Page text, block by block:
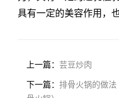
具有一定的美容作用，
上一篇： 芸豆炒肉
下一篇： 排骨火锅的做